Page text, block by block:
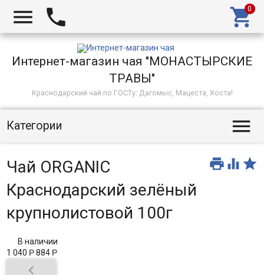
  
Интернет-магазин чая "МОНАСТЫРСКИЕ
ТРАВЫ"
Краснодарский чай по ГОСТу: Дагомыс, Мацеста, Хоста!
Категории 
  
Чай ORGANIC
Краснодарский зелёный
крупнолистовой 100г
В наличии
1 040 Р 884 Р
